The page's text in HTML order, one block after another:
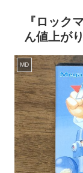
『ロック
ん値上が
MD